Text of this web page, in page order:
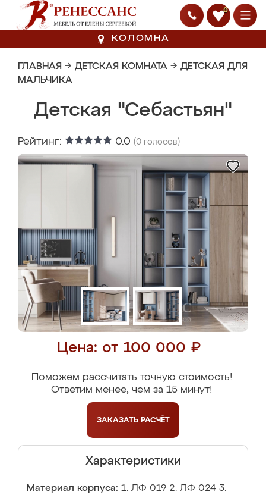
0
КОЛОМНА
ГЛАВНАЯ → ДЕТСКАЯ КОМНАТА → ДЕТСКАЯ ДЛЯ
МАЛЬЧИКА
Детская "Себастьян"
Рейтинг: 0.0 (0 голосов)
Цена: от 100 000 ₽
Поможем рассчитать точную стоимость!
Ответим менее, чем за 15 минут!
ЗАКАЗАТЬ РАСЧЁТ
Характеристики
Материал корпуса: 1. ЛФ 019 2. ЛФ 024 3.